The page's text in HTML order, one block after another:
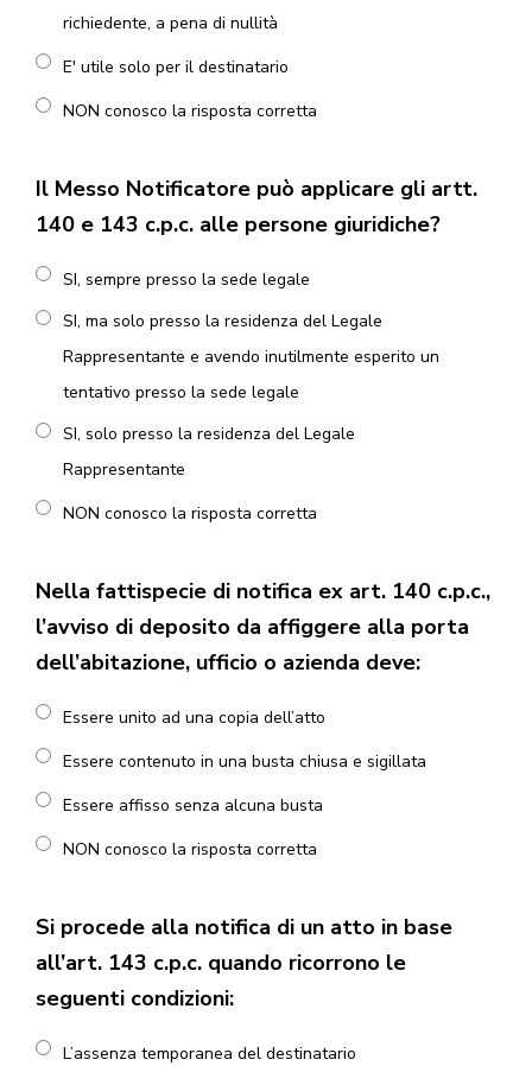
richiedente, a pena di nullità
E' utile solo per il destinatario
NON conosco la risposta corretta
Il Messo Notificatore può applicare gli artt.
140 e 143 c.p.c. alle persone giuridiche?
SI, sempre presso la sede legale
SI, ma solo presso la residenza del Legale
Rappresentante e avendo inutilmente esperito un
tentativo presso la sede legale
SI, solo presso la residenza del Legale
Rappresentante
NON conosco la risposta corretta
Nella fattispecie di notifica ex art. 140 c.p.c.,
l’avviso di deposito da affiggere alla porta
dell’abitazione, ufficio o azienda deve:
Essere unito ad una copia dell’atto
Essere contenuto in una busta chiusa e sigillata
Essere affisso senza alcuna busta
NON conosco la risposta corretta
Si procede alla notifica di un atto in base
all’art. 143 c.p.c. quando ricorrono le
seguenti condizioni:
L’assenza temporanea del destinatario